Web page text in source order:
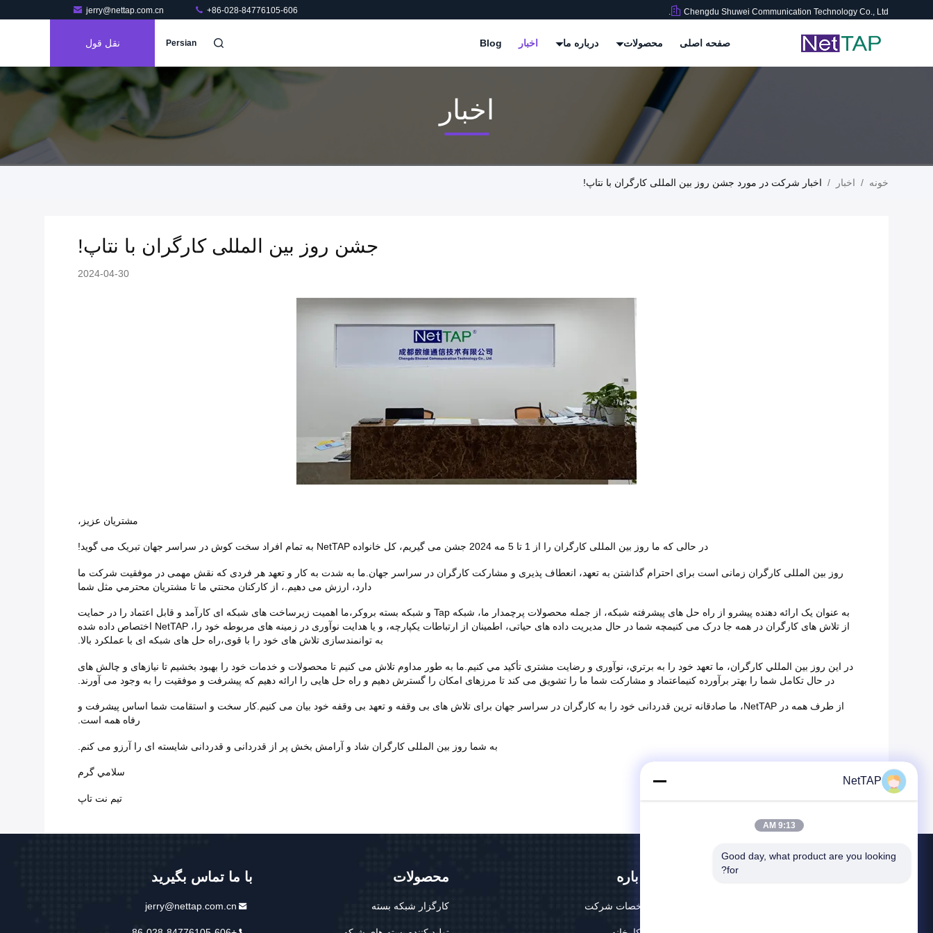
Chengdu Shuwei Communication Technology Co., Ltd.
jerry@nettap.com.cn +86-028-84776105-606
صفحه اصلی محصولات درباره ما اخبار Blog
Persian نقل قول
اخبار
خونه / اخبار / اخبار شرکت در مورد جشن روز بین المللی کارگران با نتاپ!
جشن روز بین المللی کارگران با نتاپ!
2024-04-30
مشتريان عزيز،
در حالی که ما روز بین المللی کارگران را از 1 تا 5 مه 2024 جشن می گیریم، کل خانواده NetTAP به تمام افراد سخت کوش در سراسر جهان تبریک می گوید!
روز بین المللی کارگران زمانی است برای احترام گذاشتن به تعهد، انعطاف پذیری و مشارکت کارگران در سراسر جهان.ما به شدت به کار و تعهد هر فردی که نقش مهمی در موفقیت شرکت ما
دارد، ارزش می دهیم.، از کارکنان محنتي ما تا مشتریان محترمي مثل شما
به عنوان یک ارائه دهنده پیشرو از راه حل های پیشرفته شبکه، از جمله محصولات پرچمدار ما، شبکه Tap و شبکه بسته بروکر،ما اهمیت زیرساخت های شبکه ای کارآمد و قابل اعتماد را در حمایت
از تلاش های کارگران در همه جا درک می کنیمچه شما در حال مدیریت داده های حیاتی، اطمینان از ارتباطات یکپارچه، و یا هدایت نوآوری در زمینه های مربوطه خود را، NetTAP اختصاص داده شده
به توانمندسازی تلاش های خود را با قوی،راه حل های شبکه ای با عملکرد بالا.
در اين روز بين المللي کارگران، ما تعهد خود را به برتري، نوآوری و رضایت مشتری تأكيد مي كنيم.ما به طور مداوم تلاش می کنیم تا محصولات و خدمات خود را بهبود بخشیم تا نیازهای و چالش های
در حال تکامل شما را بهتر برآورده کنیماعتماد و مشارکت شما ما را تشویق می کند تا مرزهای امکان را گسترش دهیم و راه حل هایی را ارائه دهیم که پیشرفت و موفقیت را به وجود می آورند.
از طرف همه در NetTAP، ما صادقانه ترین قدردانی خود را به کارگران در سراسر جهان برای تلاش های بی وقفه و تعهد بی وقفه خود بیان می کنیم.کار سخت و استقامت شما اساس پیشرفت و
رفاه همه است.
به شما روز بین المللی کارگران شاد و آرامش بخش پر از قدردانی و قدردانی شایسته ای را آرزو می کنم.
سلامي گرم
تيم نت تاپ
در باره
مشخصات شرکت
محصولات
کارگزار شبکه بسته
با ما تماس بگیرید
jerry@nettap.com.cn
NetTAP
9:13 AM
Good day, what product are you looking
for?